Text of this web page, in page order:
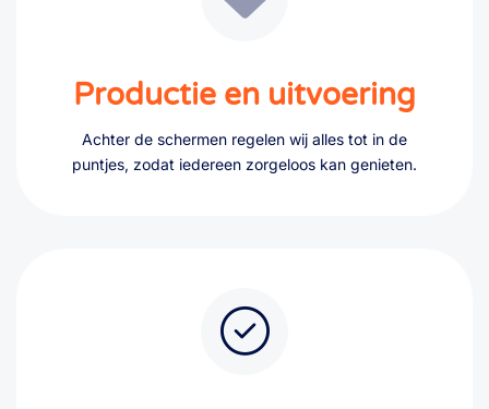
Productie en uitvoering
Achter de schermen regelen wij alles tot in de
puntjes, zodat iedereen zorgeloos kan genieten.